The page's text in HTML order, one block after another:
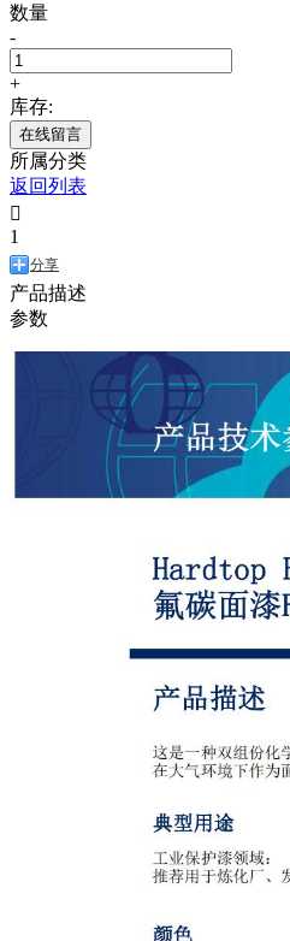
数量
-
+
库存:
在线留言
所属分类
返回列表

1
分享
产品描述
参数